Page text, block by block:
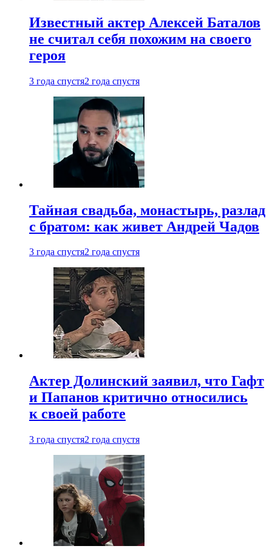
Известный актер Алексей Баталов
не считал себя похожим на своего
героя
3 года спустя2 года спустя
Тайная свадьба, монастырь, разлад
с братом: как живет Андрей Чадов
3 года спустя2 года спустя
Актер Долинский заявил, что Гафт
и Папанов критично относились
к своей работе
3 года спустя2 года спустя